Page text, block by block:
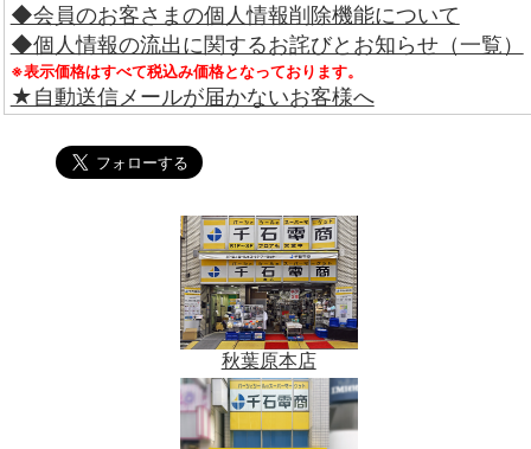
◆会員のお客さまの個人情報削除機能について
◆個人情報の流出に関するお詫びとお知らせ（一覧）
※表示価格はすべて税込み価格となっております。
★自動送信メールが届かないお客様へ
秋葉原本店